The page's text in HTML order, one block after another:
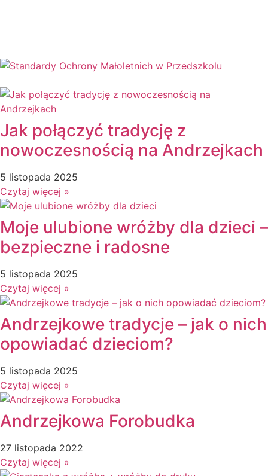
Dzień Dziewczynek
Dzień Edukacji Narodowej
Dzień Kobiet
Dzień Kolorowej Skarpetki
Dzień Kota
Dzień Kubusia Puchatka
Dzień Mamy i Taty
Dzień Nauczyciela
Dzień Pluszowego Misia
Dzień Postaci z bajek
Dzień Przedszkolaka
Dzień Pszczoły
Dzień Świadomości Autyzmu
Dzień Walki z Depresją
Dzień Zdrowego Śniadania
Dzień Ziemi
E
Emocje
F
Fotobudka
Gazetki do druku
Girlandy
Jak połączyć tradycję z
nowoczesnością na Andrzejkach
5 listopada 2025
Czytaj więcej »
Moje ulubione wróżby dla dzieci –
bezpieczne i radosne
5 listopada 2025
Czytaj więcej »
Andrzejkowe tradycje – jak o nich
opowiadać dzieciom?
5 listopada 2025
Czytaj więcej »
Andrzejkowa Forobudka
27 listopada 2022
Czytaj więcej »